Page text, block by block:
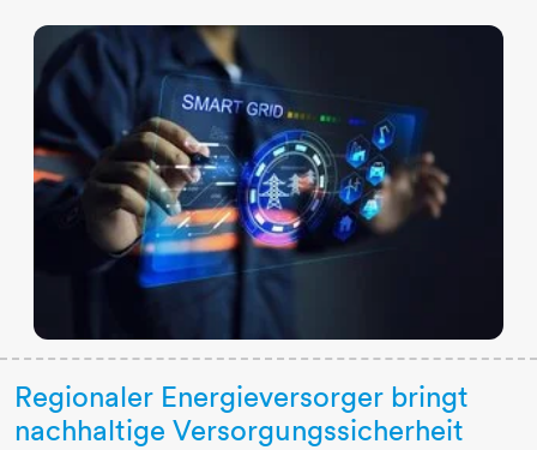
Regionaler Energieversorger bringt
nachhaltige Versorgungssicherheit